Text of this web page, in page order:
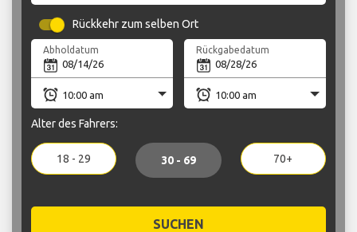
Rückkehr zum selben Ort
Abholdatum Rückgabedatum
Alter des Fahrers:
18 - 29 30 - 69 70+
SUCHEN